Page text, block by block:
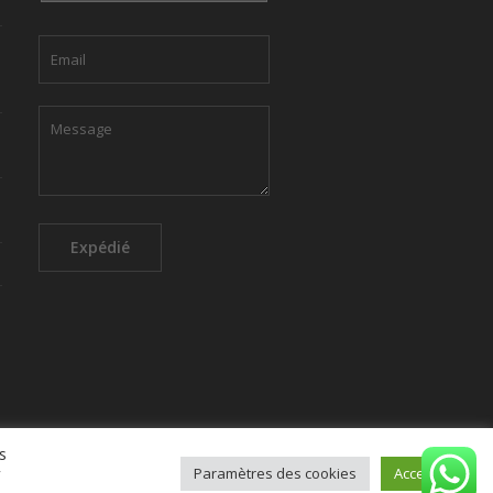
Contacter
Paramètres des cookies Accepter